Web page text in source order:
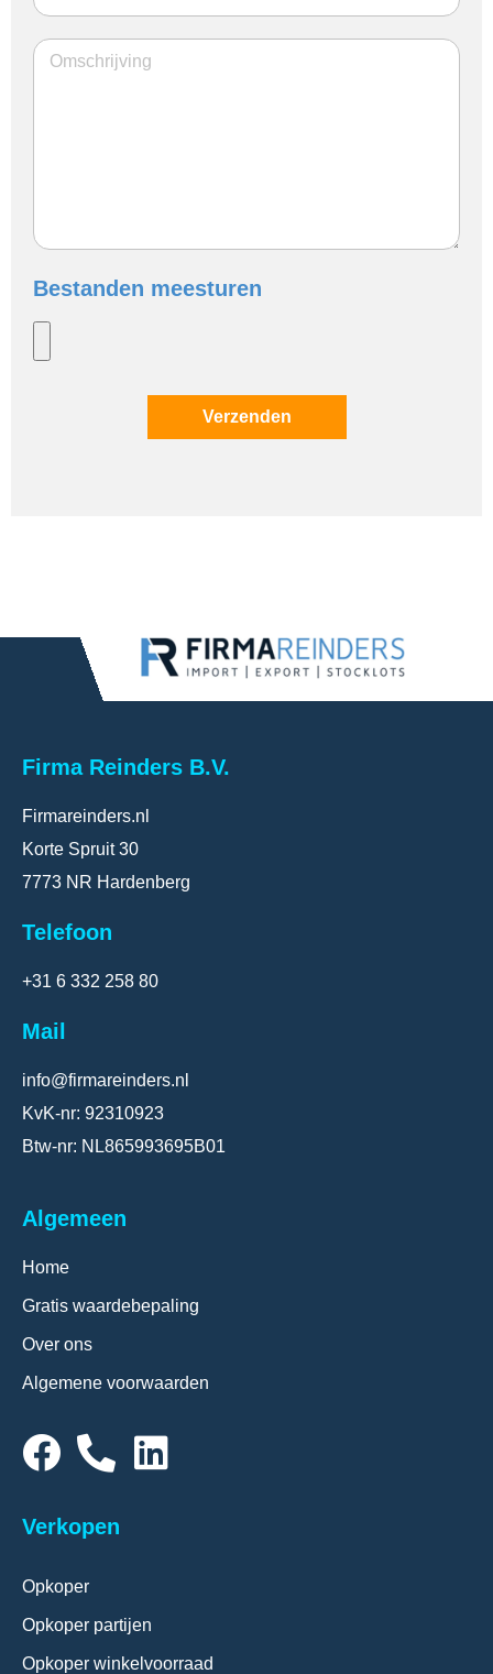
Bestanden meesturen
Verzenden
Firma Reinders B.V.
Firmareinders.nl
Korte Spruit 30
7773 NR Hardenberg
Telefoon
+31 6 332 258 80
Mail
info@firmareinders.nl
KvK-nr: 92310923
Btw-nr: NL865993695B01
Algemeen
Home
Gratis waardebepaling
Over ons
Algemene voorwaarden
Verkopen
Opkoper
Opkoper partijen
Opkoper winkelvoorraad